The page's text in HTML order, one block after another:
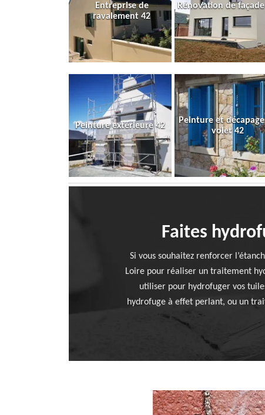
Entreprise de
ravalement 42
Rénovation de
Peinture extérieure 42
Peinture et
volet 42
Faites
Si vous souhaitez renforcer
Loire pour réaliser un traitement
utiliser pour hydrofuger vos
hydrofuge à effet perlant, ou un